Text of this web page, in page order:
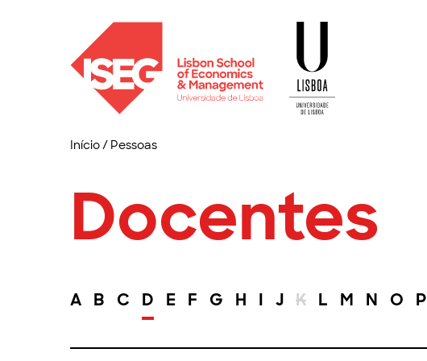
Início/ Pessoas
Docentes
A B C D E F G H I J K L M N O P